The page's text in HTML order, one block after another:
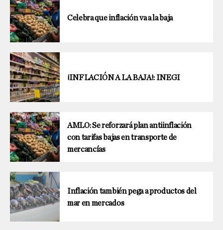
Celebra que inflación va a la baja
¡INFLACIÓN A LA BAJA!: INEGI
AMLO: Se reforzará plan antiinflación
con tarifas bajas en transporte de
mercancías
Inflación también pega a productos del
mar en mercados